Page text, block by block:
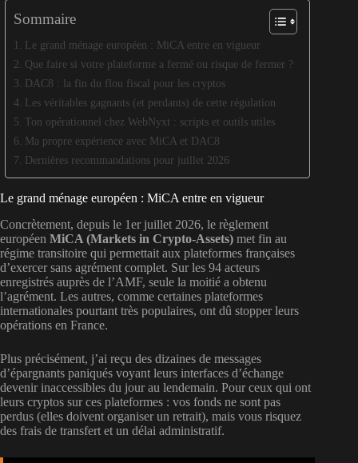
Sommaire
Le grand ménage européen : MiCA entre en vigueur
Que faire si votre plateforme a fermé ou risque de fermer ?
DAC8 : la fin du flou fiscal pour les cryptos
Les véritables gagnants (et perdants) de cette régulation
Ton opérationnel chez WebNyxt : scripts et outils utiles
Ma propre expérience avec MiCA et DAC8
Dernières recommandations pour juillet 2026
Le grand ménage européen : MiCA entre en vigueur
Concrètement, depuis le 1er juillet 2026, le règlement
européen MiCA (Markets in Crypto-Assets) met fin au
régime transitoire qui permettait aux plateformes françaises
d’exercer sans agrément complet. Sur les 94 acteurs
enregistrés auprès de l’AMF, seule la moitié a obtenu
l’agrément. Les autres, comme certaines plateformes
internationales pourtant très populaires, ont dû stopper leurs
opérations en France.
Plus précisément, j’ai reçu des dizaines de messages
d’épargnants paniqués voyant leurs interfaces d’échange
devenir inaccessibles du jour au lendemain. Pour ceux qui ont
leurs cryptos sur ces plateformes : vos fonds ne sont pas
perdus (elles doivent organiser un retrait), mais vous risquez
des frais de transfert et un délai administratif.